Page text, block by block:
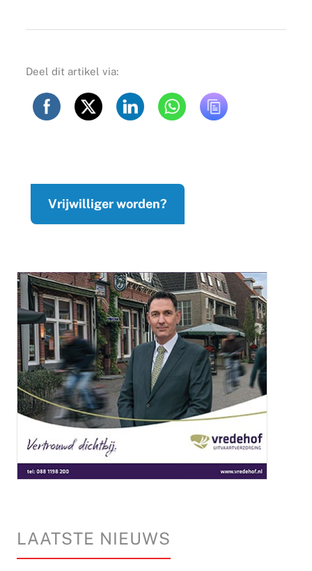
Deel dit artikel via:
Vrijwilliger worden?
LAATSTE NIEUWS